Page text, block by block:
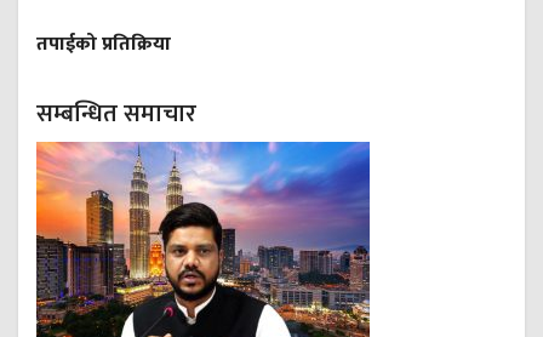
तपाईको प्रतिक्रिया
सम्बन्धित समाचार